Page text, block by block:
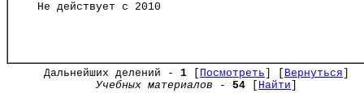
Не действует с 2010
Дальнейших делений - 1 Посмотреть Вернуться
Учебных материалов - 54 Найти